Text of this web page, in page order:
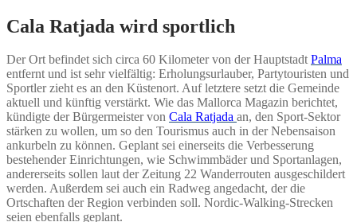
Cala Ratjada wird sportlich
Der Ort befindet sich circa 60 Kilometer von der HauptstadtPalma
entfernt und ist sehr vielfältig: Erholungsurlauber, Partytouristen und
Sportler zieht es an den Küstenort. Auf letztere setzt die Gemeinde
aktuell und künftig verstärkt. Wie das Mallorca Magazin berichtet,
kündigte der Bürgermeister von Cala Ratjada an, den Sport-Sektor
stärken zu wollen, um so den Tourismus auch in der Nebensaison
ankurbeln zu können. Geplant sei einerseits die Verbesserung
bestehender Einrichtungen, wie Schwimmbäder und Sportanlagen,
andererseits sollen laut der Zeitung 22 Wanderrouten ausgeschildert
werden. Außerdem sei auch ein Radweg angedacht, der die
Ortschaften der Region verbinden soll. Nordic-Walking-Strecken
seien ebenfalls geplant.